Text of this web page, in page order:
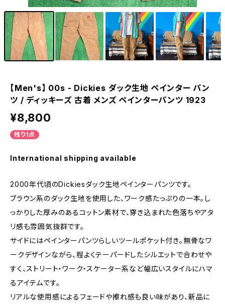
【Men's】 00s - Dickies ダック生地 ペインター パン
ツ / ディッキーズ 古着 メンズ ペインターパンツ 1923
¥8,800
残り1点
International shipping available
2000年代頃のDickiesダック生地ペインターパンツです。
ブラウン系のダック生地を使用した、ワーク感たっぷりの一本。し
っかりした厚みのあるコットン素材で、穿き込まれた色落ちやアタ
リ感も雰囲気抜群です。
サイドにはペインターパンツらしいツールポケット付き。無骨なワ
ークデザインながら、程よくテーパードしたシルエットで合わせや
すく、ストリート・ワーク・スケーター系など幅広いスタイルにハマ
るアイテムです。
リアルな使用感によるフェードや擦れ感も良い味があり、新品に